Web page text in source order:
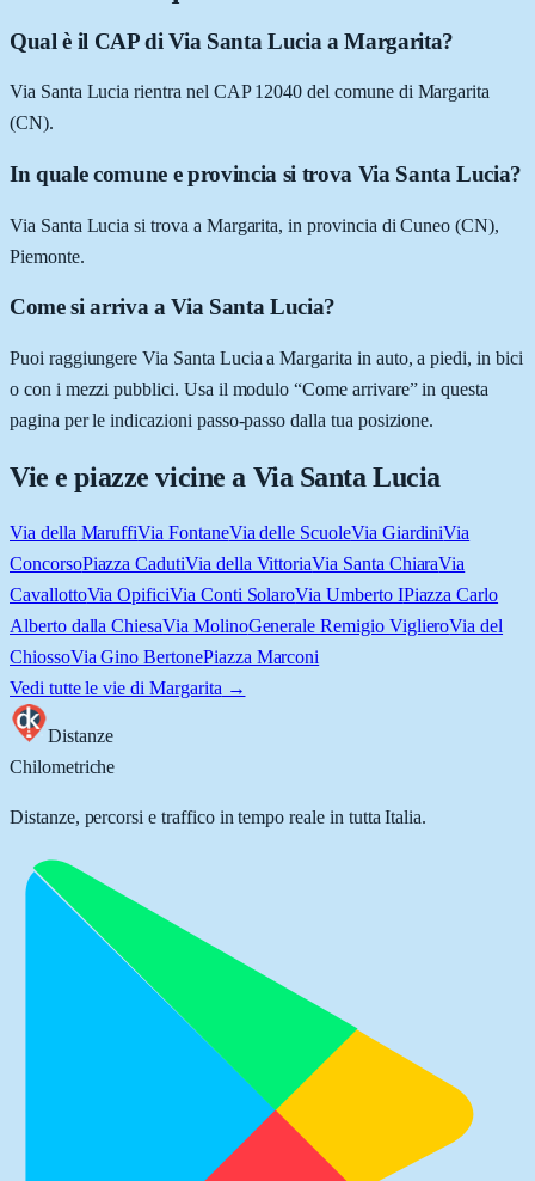
Qual è il CAP di Via Santa Lucia a Margarita?
Via Santa Lucia rientra nel CAP 12040 del comune di Margarita
(CN).
In quale comune e provincia si trova Via Santa Lucia?
Via Santa Lucia si trova a Margarita, in provincia di Cuneo (CN),
Piemonte.
Come si arriva a Via Santa Lucia?
Puoi raggiungere Via Santa Lucia a Margarita in auto, a piedi, in bici
o con i mezzi pubblici. Usa il modulo “Come arrivare” in questa
pagina per le indicazioni passo-passo dalla tua posizione.
Vie e piazze vicine a Via Santa Lucia
Via della MaruffiVia FontaneVia delle ScuoleVia GiardiniVia
ConcorsoPiazza CadutiVia della VittoriaVia Santa ChiaraVia
CavallottoVia OpificiVia Conti SolaroVia Umberto IPiazza Carlo
Alberto dalla ChiesaVia MolinoGenerale Remigio ViglieroVia del
ChiossoVia Gino BertonePiazza Marconi
Vedi tutte le vie di Margarita →
Distanze
Chilometriche
Distanze, percorsi e traffico in tempo reale in tutta Italia.